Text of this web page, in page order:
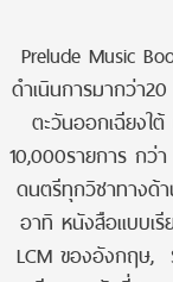
Prelude Music
ดำเนินการมากว่า
ตะวันออกเฉียงใต้
10,000รายการ กว่
ดนตรีทุกวิชาทางด้
อาทิ หนังสือแบบเ
LCM ของอังกฤษ,